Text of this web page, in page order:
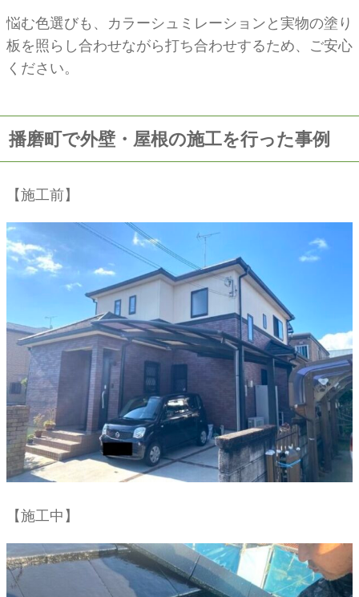
悩む色選びも、カラーシュミレーションと実物の塗り
板を照らし合わせながら打ち合わせするため、ご安心
ください。
播磨町で外壁・屋根の施工を行った事例
【施工前】
【施工中】